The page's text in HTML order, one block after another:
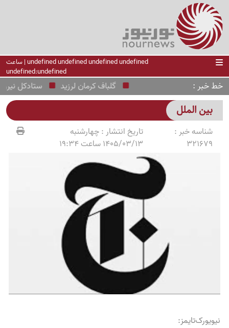
undefined undefined undefined undefined | ساعت
undefined:undefined
خط خبر ستادکل نیروهای گلباف کرمان لرزید
بین الملل
شناسه خبر :
321679
تاریخ انتشار :چهارشنبه
1405/03/13 ساعت 19:34
نیویورک‌تایمز: